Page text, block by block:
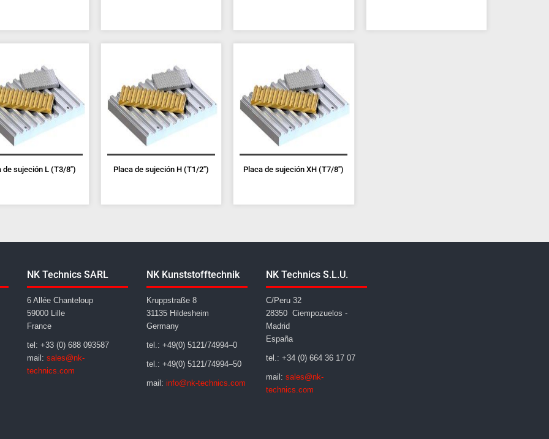
de sujeción L (T3/8") Placa de sujeción H (T1/2") Placa de sujeción XH (T7/8")
NK Technics SARL
6 Allée Chanteloup
59000 Lille
France
tel: +33 (0) 688 093587
mail: sales@nk-
technics.com
NK Kunststofftechnik
Kruppstraße 8
31135 Hildesheim
Germany
tel.: +49(0) 5121/74994–0
tel.: +49(0) 5121/74994–50
mail: info@nk-technics.com
NK Technics S.L.U.
C/Peru 32
28350 Ciempozuelos -
Madrid
España
tel.: +34 (0) 664 36 17 07
mail: sales@nk-
technics.com